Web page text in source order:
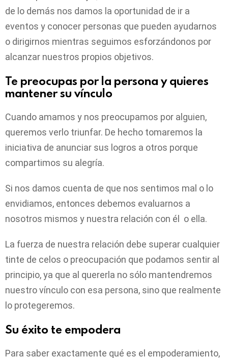
de lo demás nos damos la oportunidad de ir a
eventos y conocer personas que pueden ayudarnos
o dirigirnos mientras seguimos esforzándonos por
alcanzar nuestros propios objetivos.
Te preocupas por la persona y quieres
mantener su vínculo
Cuando amamos y nos preocupamos por alguien,
queremos verlo triunfar. De hecho tomaremos la
iniciativa de anunciar sus logros a otros porque
compartimos su alegría.
Si nos damos cuenta de que nos sentimos mal o lo
envidiamos, entonces debemos evaluarnos a
nosotros mismos y nuestra relación con él o ella.
La fuerza de nuestra relación debe superar cualquier
tinte de celos o preocupación que podamos sentir al
principio, ya que al quererla no sólo mantendremos
nuestro vínculo con esa persona, sino que realmente
lo protegeremos.
Su éxito te empodera
Para saber exactamente qué es el empoderamiento,